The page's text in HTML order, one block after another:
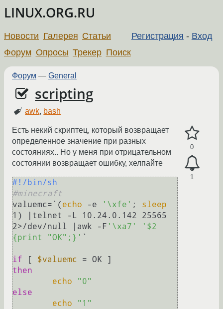
LINUX.ORG.RU
Регистрация - Вход
Новости Галерея Статьи
Форум Опросы Трекер Поиск
Форум — General
scripting
awk, bash
0
1
Есть некий скриптец, который возвращает
определенное значение при разных
состояниях.. Но у меня при отрицательном
состоянии возвращает ошибку, хелпайте
#!/bin/sh
#minecraft
valuemc=`( echo -e '\xfe' ; sleep
1) |telnet -L 10.24.0.142 25565
2>/dev/null |awk -F '\xa7'
'$2
{print "OK";}' `
if [ $valuemc
then
echo
"0"
else
echo
"1"